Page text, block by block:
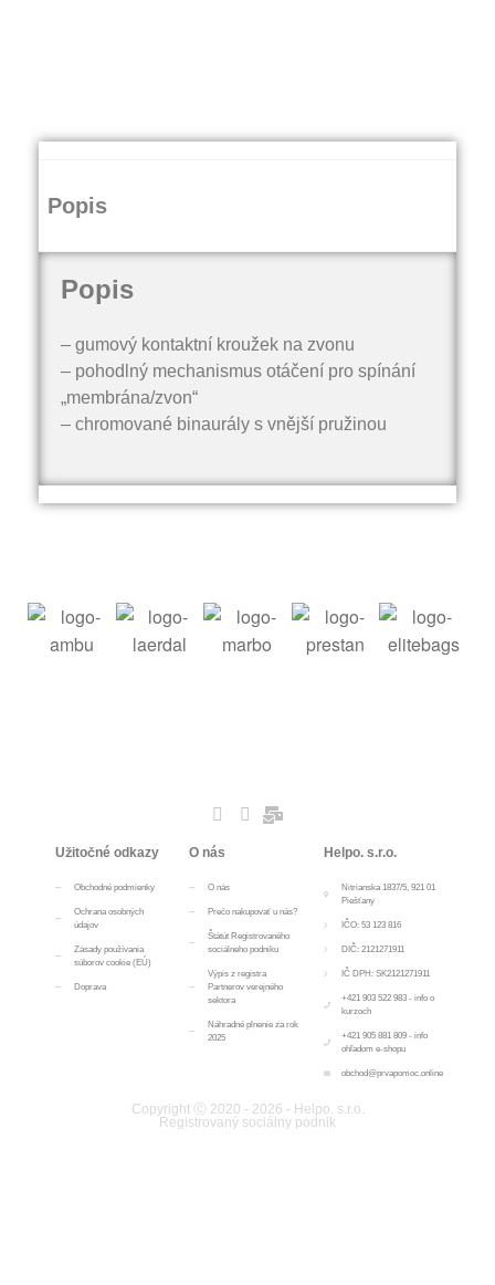
Popis
Popis
– gumový kontaktní kroužek na zvonu
– pohodlný mechanismus otáčení pro spínání
„membrána/zvon“
– chromované binaurály s vnější pružinou
Užitočné odkazy
Obchodné podmienky
Ochrana osobných
údajov
Zásady používania
súborov cookie (EÚ)
Doprava
O nás
O nás
Prečo nakupovať u nás?
Štátút Registrovaného
sociálneho podniku
Výpis z registra
Partnerov verejného
sektora
Náhradné plnenie za rok
2025
Helpo. s.r.o.
Nitrianska 1837/5, 921 01
Piešťany
IČO: 53 123 816
DIČ: 2121271911
IČ DPH: SK2121271911
+421 903 522 983 - info o
kurzoch
+421 905 881 809 - info
ohľadom e-shopu
obchod@prvapomoc.online
Copyright Ⓒ 2020 - 2026 - Helpo. s.r.o.
Registrovaný sociálny podnik